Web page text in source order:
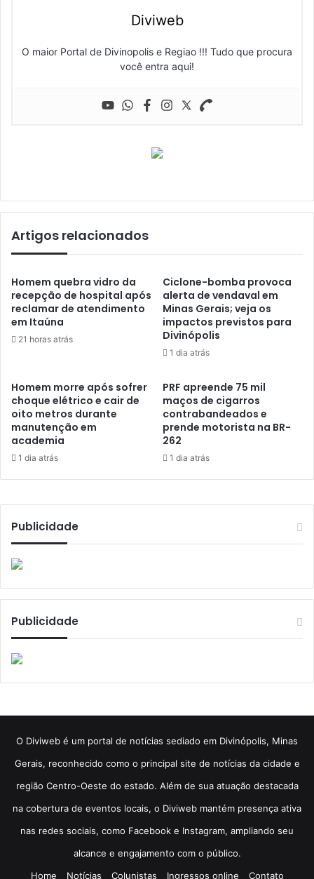
Diviweb
O maior Portal de Divinopolis e Regiao !!! Tudo que procura
você entra aqui!
Artigos relacionados
Homem quebra vidro da
recepção de hospital após
reclamar de atendimento
em Itaúna
21 horas atrás
Ciclone-bomba provoca
alerta de vendaval em
Minas Gerais; veja os
impactos previstos para
Divinópolis
1 dia atrás
Homem morre após sofrer
choque elétrico e cair de
oito metros durante
manutenção em
academia
1 dia atrás
PRF apreende 75 mil
maços de cigarros
contrabandeados e
prende motorista na BR-
262
1 dia atrás
Publicidade
Publicidade
​O Diviweb é um portal de notícias sediado em Divinópolis, Minas
Gerais, reconhecido como o principal site de notícias da cidade e
região Centro-Oeste do estado. Além de sua atuação destacada
na cobertura de eventos locais, o Diviweb mantém presença ativa
nas redes sociais, como Facebook e Instagram, ampliando seu
alcance e engajamento com o público.
Home
Notícias Colunistas Ingressos online Contato